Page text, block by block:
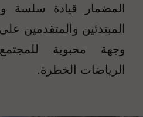
المضمار قيادة سلسة
المبتدئين والمتقدمين
وجهة محبوبة
الرياضات الخطرة.